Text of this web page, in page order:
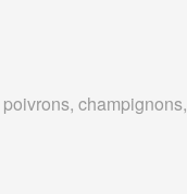
champignons,